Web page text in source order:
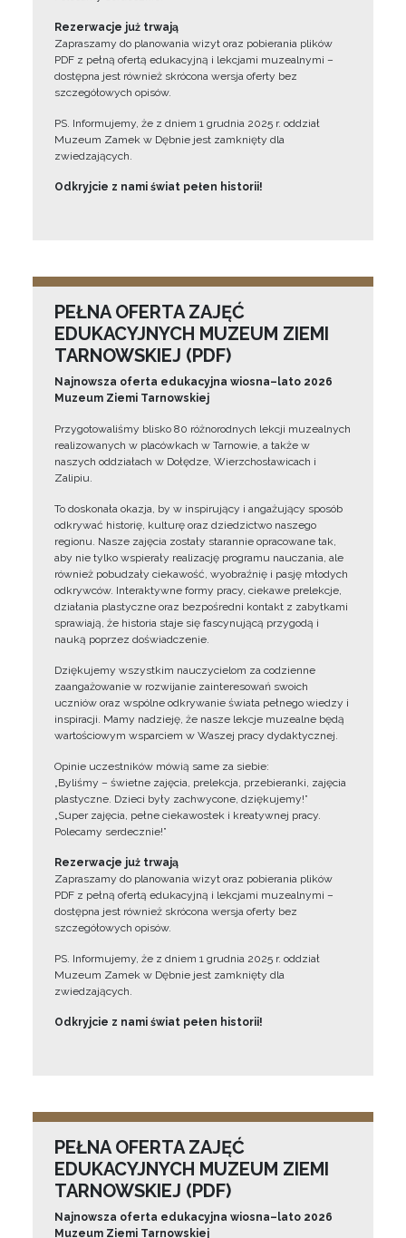
Rezerwacje już trwają
Zapraszamy do planowania wizyt oraz pobierania plików
PDF z pełną ofertą edukacyjną i lekcjami muzealnymi –
dostępna jest również skrócona wersja oferty bez
szczegółowych opisów.
PS. Informujemy, że z dniem 1 grudnia 2025 r. oddział
Muzeum Zamek w Dębnie jest zamknięty dla
zwiedzających.
Odkryjcie z nami świat pełen historii!
PEŁNA OFERTA ZAJĘĆ
EDUKACYJNYCH MUZEUM ZIEMI
TARNOWSKIEJ (PDF)
Najnowsza oferta edukacyjna wiosna–lato 2026
Muzeum Ziemi Tarnowskiej
Przygotowaliśmy blisko 80 różnorodnych lekcji muzealnych
realizowanych w placówkach w Tarnowie, a także w
naszych oddziałach w Dołędze, Wierzchosławicach i
Zalipiu.
To doskonała okazja, by w inspirujący i angażujący sposób
odkrywać historię, kulturę oraz dziedzictwo naszego
regionu. Nasze zajęcia zostały starannie opracowane tak,
aby nie tylko wspierały realizację programu nauczania, ale
również pobudzały ciekawość, wyobraźnię i pasję młodych
odkrywców. Interaktywne formy pracy, ciekawe prelekcje,
działania plastyczne oraz bezpośredni kontakt z zabytkami
sprawiają, że historia staje się fascynującą przygodą i
nauką poprzez doświadczenie.
Dziękujemy wszystkim nauczycielom za codzienne
zaangażowanie w rozwijanie zainteresowań swoich
uczniów oraz wspólne odkrywanie świata pełnego wiedzy i
inspiracji. Mamy nadzieję, że nasze lekcje muzealne będą
wartościowym wsparciem w Waszej pracy dydaktycznej.
Opinie uczestników mówią same za siebie:
„Byliśmy – świetne zajęcia, prelekcja, przebieranki, zajęcia
plastyczne. Dzieci były zachwycone, dziękujemy!”
„Super zajęcia, pełne ciekawostek i kreatywnej pracy.
Polecamy serdecznie!”
Rezerwacje już trwają
Zapraszamy do planowania wizyt oraz pobierania plików
PDF z pełną ofertą edukacyjną i lekcjami muzealnymi –
dostępna jest również skrócona wersja oferty bez
szczegółowych opisów.
PS. Informujemy, że z dniem 1 grudnia 2025 r. oddział
Muzeum Zamek w Dębnie jest zamknięty dla
zwiedzających.
Odkryjcie z nami świat pełen historii!
PEŁNA OFERTA ZAJĘĆ
EDUKACYJNYCH MUZEUM ZIEMI
TARNOWSKIEJ (PDF)
Najnowsza oferta edukacyjna wiosna–lato 2026
Muzeum Ziemi Tarnowskiej